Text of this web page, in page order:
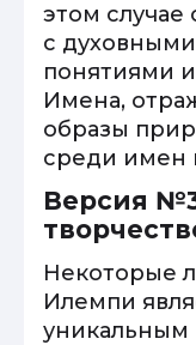
этом
с
понятиями
Имена,
образы
среди имен
Версия
Некоторые
Илемпи
уникальным